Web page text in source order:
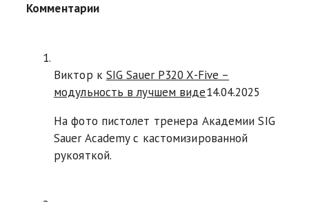
Комментарии
Виктор к SIG Sauer P320 X-Five –
модульность в лучшем виде14.04.2025
На фото пистолет тренера Академии SIG
Sauer Academy с кастомизированной
рукояткой.